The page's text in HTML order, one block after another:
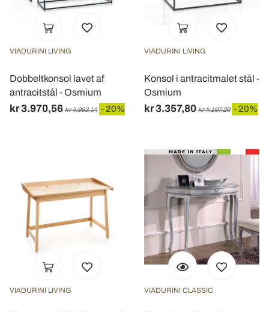
VIADURINI LIVING
Dobbeltkonsol lavet af
antracitstål - Osmium
kr 3.970,56 kr 4.963,14 - 20%
VIADURINI LIVING
Konsol i antracitmalet stål -
Osmium
kr 3.357,80 kr 4.197,29 - 20%
VIADURINI LIVING VIADURINI CLASSIC